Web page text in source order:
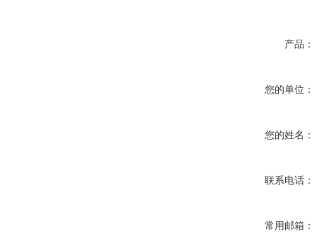
产品：
您的单位：
您的姓名：
联系电话：
常用邮箱：